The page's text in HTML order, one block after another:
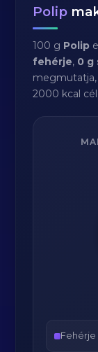
Polip
100 g Polip
fehérje, 0 g
megmutatja,
2000 kcal
Fehérje